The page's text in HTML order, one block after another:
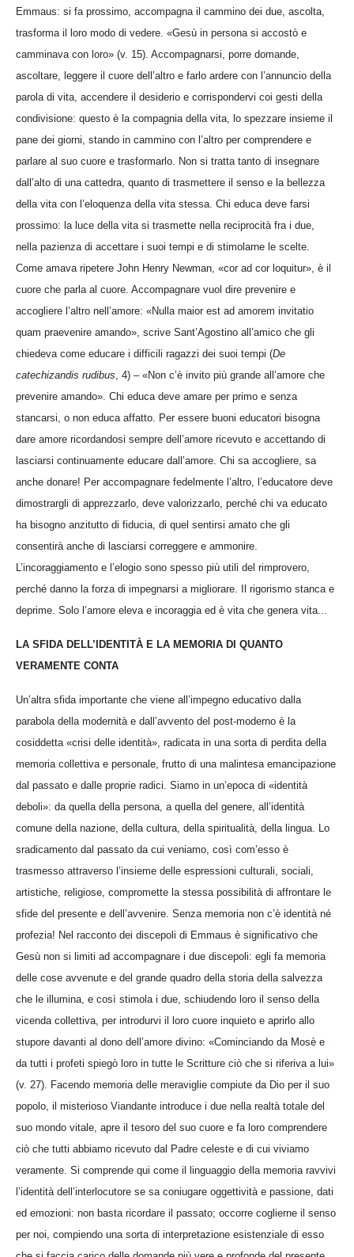
Emmaus: si fa prossimo, accompagna il cammino dei due, ascolta,
trasforma il loro modo di vedere. «Gesù in persona si accostò e
camminava con loro» (v. 15). Accompagnarsi, porre domande,
ascoltare, leggere il cuore dell’altro e farlo ardere con l’annuncio della
parola di vita, accendere il desiderio e corrispondervi coi gesti della
condivisione: questo è la compagnia della vita, lo spezzare insieme il
pane dei giorni, stando in cammino con l’altro per comprendere e
parlare al suo cuore e trasformarlo. Non si tratta tanto di insegnare
dall’alto di una cattedra, quanto di trasmettere il senso e la bellezza
della vita con l’eloquenza della vita stessa. Chi educa deve farsi
prossimo: la luce della vita si trasmette nella reciprocità fra i due,
nella pazienza di accettare i suoi tempi e di stimolarne le scelte.
Come amava ripetere John Henry Newman, «cor ad cor loquitur», è il
cuore che parla al cuore. Accompagnare vuol dire prevenire e
accogliere l’altro nell’amore: «Nulla maior est ad amorem invitatio
quam praevenire amando», scrive Sant’Agostino all’amico che gli
chiedeva come educare i difficili ragazzi dei suoi tempi (De
catechizandis rudibus , 4) – «Non c’è invito più grande all’amore che
prevenire amando». Chi educa deve amare per primo e senza
stancarsi, o non educa affatto. Per essere buoni educatori bisogna
dare amore ricordandosi sempre dell’amore ricevuto e accettando di
lasciarsi continuamente educare dall’amore. Chi sa accogliere, sa
anche donare! Per accompagnare fedelmente l’altro, l’educatore deve
dimostrargli di apprezzarlo, deve valorizzarlo, perché chi va educato
ha bisogno anzitutto di fiducia, di quel sentirsi amato che gli
consentirà anche di lasciarsi correggere e ammonire.
L’incoraggiamento e l’elogio sono spesso più utili del rimprovero,
perché danno la forza di impegnarsi a migliorare. Il rigorismo stanca e
deprime. Solo l’amore eleva e incoraggia ed è vita che genera vita...
LA SFIDA DELL’IDENTITÀ E LA MEMORIA DI QUANTO
VERAMENTE CONTA
Un’altra sfida importante che viene all’impegno educativo dalla
parabola della modernità e dall’avvento del post-moderno è la
cosiddetta «crisi delle identità», radicata in una sorta di perdita della
memoria collettiva e personale, frutto di una malintesa emancipazione
dal passato e dalle proprie radici. Siamo in un’epoca di «identità
deboli»: da quella della persona, a quella del genere, all’identità
comune della nazione, della cultura, della spiritualità, della lingua. Lo
sradicamento dal passato da cui veniamo, così com’esso è
trasmesso attraverso l’insieme delle espressioni culturali, sociali,
artistiche, religiose, compromette la stessa possibilità di affrontare le
sfide del presente e dell’avvenire. Senza memoria non c’è identità né
profezia! Nel racconto dei discepoli di Emmaus è significativo che
Gesù non si limiti ad accompagnare i due discepoli: egli fa memoria
delle cose avvenute e del grande quadro della storia della salvezza
che le illumina, e così stimola i due, schiudendo loro il senso della
vicenda collettiva, per introdurvi il loro cuore inquieto e aprirlo allo
stupore davanti al dono dell’amore divino: «Cominciando da Mosè e
da tutti i profeti spiegò loro in tutte le Scritture ciò che si riferiva a lui»
(v. 27). Facendo memoria delle meraviglie compiute da Dio per il suo
popolo, il misterioso Viandante introduce i due nella realtà totale del
suo mondo vitale, apre il tesoro del suo cuore e fa loro comprendere
ciò che tutti abbiamo ricevuto dal Padre celeste e di cui viviamo
veramente. Si comprende qui come il linguaggio della memoria ravvivi
l’identità dell’interlocutore se sa coniugare oggettività e passione, dati
ed emozioni: non basta ricordare il passato; occorre coglierne il senso
per noi, compiendo una sorta di interpretazione esistenziale di esso